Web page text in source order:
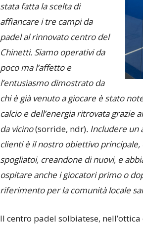
stata fatta la scelta di
affiancare i tre campi da
padel al rinnovato centro del
Chinetti. Siamo operativi da
poco ma l’affetto e
l’entusiasmo dimostrato da
chi è già venuto a giocare è stato
calcio e dell’energia ritrovata grazie
da vicino(sorride, ndr). Includere un
clienti è il nostro obiettivo
spogliatoi, creandone di nuovi, e
ospitare anche i giocatori primo o
riferimento per la comunità locale
Il centro padel solbiatese,